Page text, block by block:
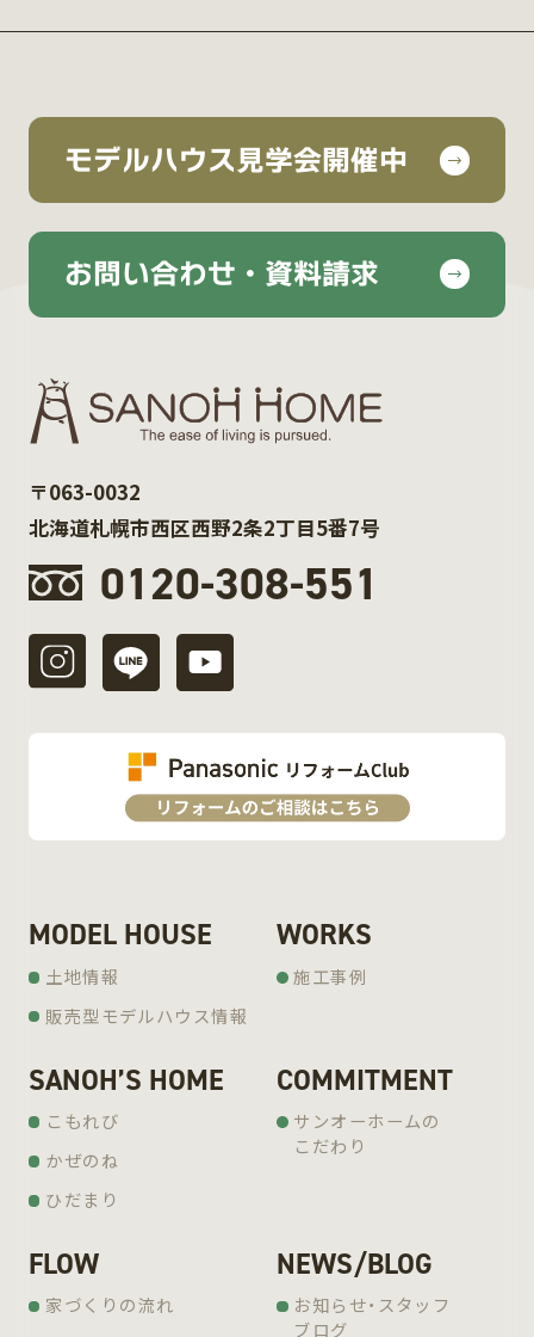
モデルハウス見学会開催中
お問い合わせ・資料請求
〒063-0032
北海道札幌市西区西野2条2丁目5番7号
0120-308-551
MODEL HOUSE
土地情報
販売型モデルハウス情報
WORKS
施工事例
SANOH’S HOME
こもれび
かぜのね
ひだまり
COMMITMENT
サンオーホームの
こだわり
FLOW
家づくりの流れ
NEWS/BLOG
お知らせ・スタッフ
ブログ